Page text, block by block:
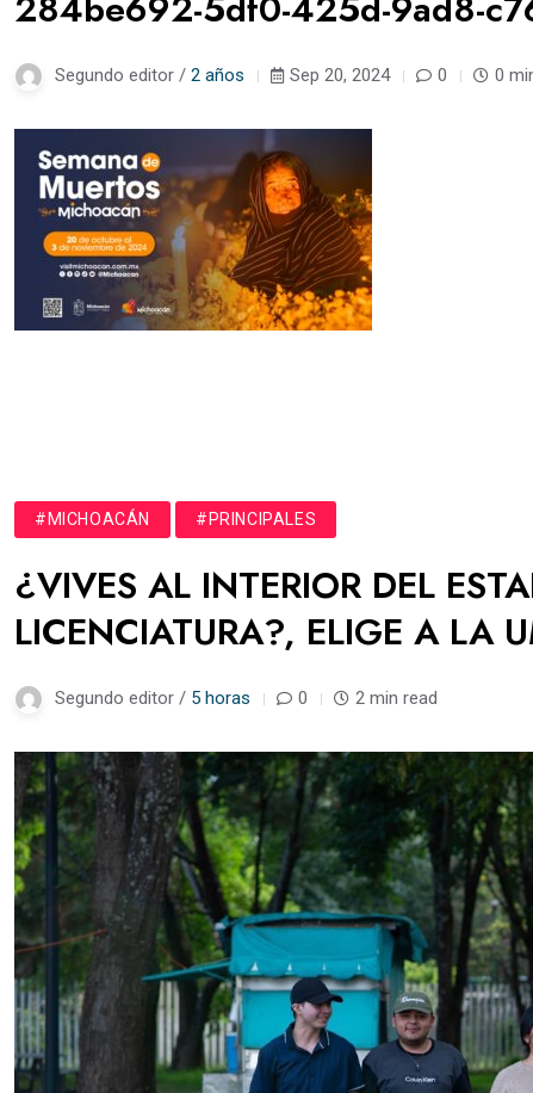
Segundo editor / 2 años Sep 20, 2024 0 0
#MICHOACÁN #PRINCIPALES
¿VIVES AL INTERIOR DEL
LICENCIATURA?, ELIGE A LA
Segundo editor / 5 horas 0 2 min read